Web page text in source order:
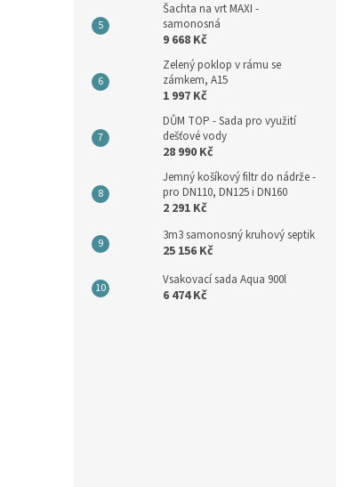
Šachta na vrt MAXI -
samonosná
9 668 Kč
Zelený poklop v rámu se
zámkem, A15
1 997 Kč
DŮM TOP - Sada pro využití
dešťové vody
28 990 Kč
Jemný košíkový filtr do nádrže -
pro DN110, DN125 i DN160
2 291 Kč
3m3 samonosný kruhový septik
25 156 Kč
Vsakovací sada Aqua 900l
6 474 Kč